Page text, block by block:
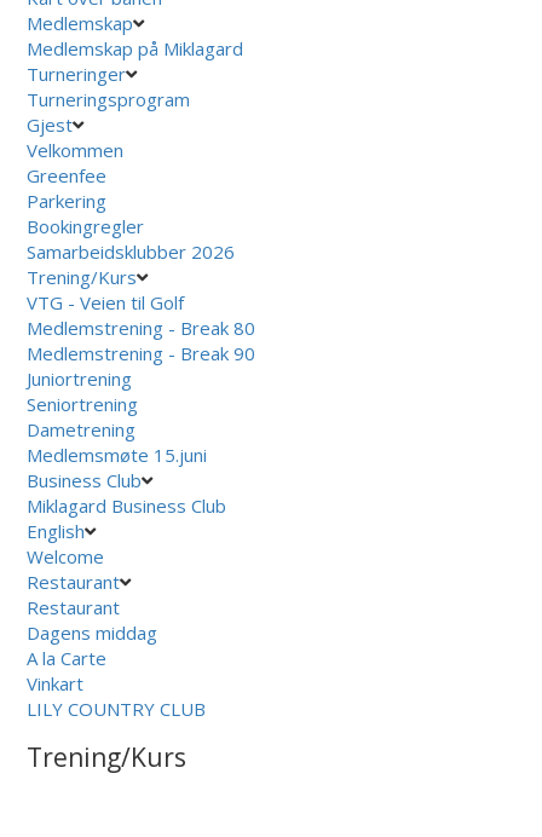
Medlemskap
Medlemskap på Miklagard
Turneringer
Turneringsprogram
Gjest
Velkommen
Greenfee
Parkering
Bookingregler
Samarbeidsklubber 2026
Trening/Kurs
VTG - Veien til Golf
Medlemstrening - Break 80
Medlemstrening - Break 90
Juniortrening
Seniortrening
Dametrening
Medlemsmøte 15.juni
Business Club
Miklagard Business Club
English
Welcome
Restaurant
Restaurant
Dagens middag
A la Carte
Vinkart
LILY COUNTRY CLUB
Trening/Kurs